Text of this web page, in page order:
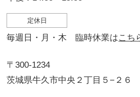
定休日
毎週日・月・木 臨時休業はこち
〒300-1234
茨城県牛久市中央２丁目５−２６